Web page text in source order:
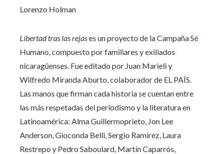
Lorenzo Holman
Libertad tras las rejases un proyecto de la Campaña Sé
Humano, compuesto por familiares y exiliados
nicaragüenses. Fue editado por Juan Marieli y
Wilfredo Miranda Aburto, colaborador de EL PAÍS.
Las manos que firman cada historia se cuentan entre
las más respetadas del periodismo y la literatura en
Latinoamérica: Alma Guillermoprieto, Jon Lee
Anderson, Gioconda Belli, Sergio Ramírez, Laura
Restrepo y Pedro Saboulard, Martín Caparrós,